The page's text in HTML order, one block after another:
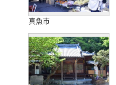
真魚市